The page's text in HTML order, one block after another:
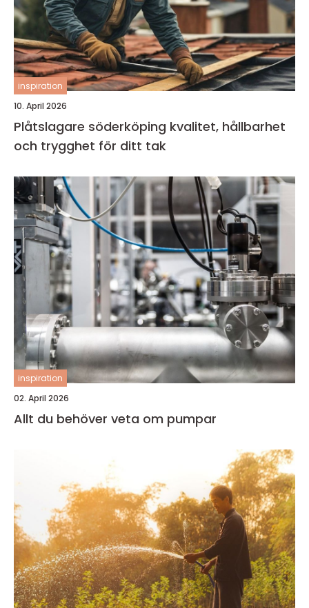
inspiration
10. April 2026
Plåtslagare söderköping kvalitet, hållbarhet
och trygghet för ditt tak
inspiration
02. April 2026
Allt du behöver veta om pumpar